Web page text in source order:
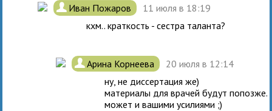
. Иван Пожаров
11 июля в 18:19
кхм.. краткость - сестра таланта?
. Арина Корнеева
20 июля в 12:14
ну, не диссертация же)
материалы для врачей будут попозже.
может и вашими усилиями ;)